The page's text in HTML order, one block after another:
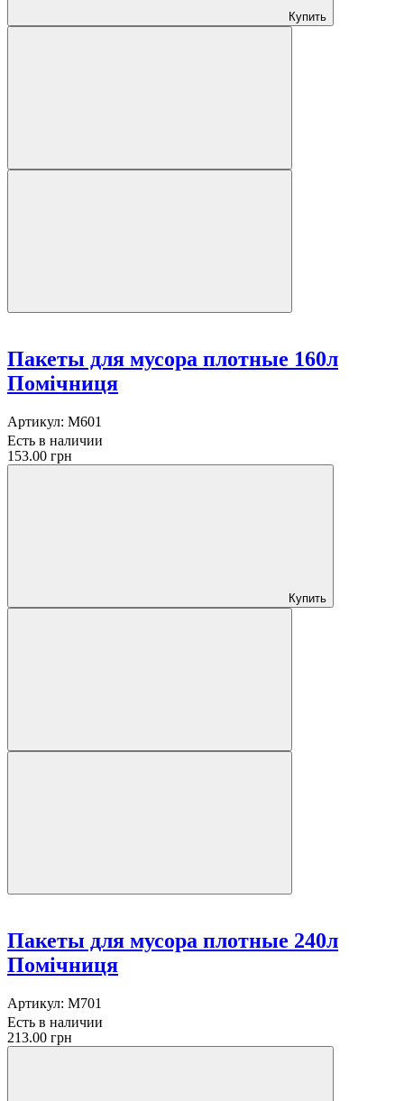
Купить
Пакеты для мусора плотные 160л
Помічниця
Артикул: M601
Есть в наличии
153.00 грн
Купить
Пакеты для мусора плотные 240л
Помічниця
Артикул: M701
Есть в наличии
213.00 грн